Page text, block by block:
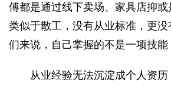
傅都是通过线下卖场、家具店抑或
类似于散工，没有从业标准，更
们来说，自己掌握的不是一项技能
从业经验无法沉淀成个人资